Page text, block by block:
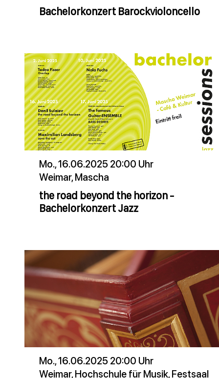
Bachelorkonzert Barockvioloncello
Mo., 16.06.2025 20:00 Uhr
Weimar, Mascha
the road beyond the horizon -
Bachelorkonzert Jazz
Mo., 16.06.2025 20:00 Uhr
Weimar, Hochschule für Musik, Festsaal